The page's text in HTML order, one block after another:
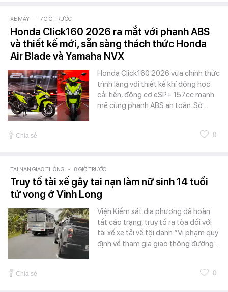
XE MÁY - 7 GIỜ TRƯỚC
Honda Click160 2026 ra mắt với phanh ABS
và thiết kế mới, sẵn sàng thách thức Honda
Air Blade và Yamaha NVX
Honda Click160 2026 vừa chính thức
trình làng với thiết kế khí động học
cải tiến, động cơ eSP+ 157cc mạnh
mẽ cùng phanh ABS an toàn. Sở…
Chia sẻ 0
TAI NẠN GIAO THÔNG - 8 GIỜ TRƯỚC
Truy tố tài xế gây tai nạn làm nữ sinh 14 tuổi
tử vong ở Vĩnh Long
Viện Kiểm sát địa phương đã hoàn
tất cáo trạng, truy tố ra tòa đối với
tài xế xe tải về tội danh “Vi phạm quy
định về tham gia giao thông đường…
Chia sẻ 0